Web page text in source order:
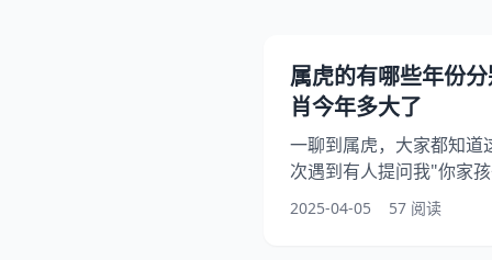
属虎的有哪些年份
肖今年多大了
一聊到属虎，大家都知道
次遇到有人提问我"你家
我就发现很多人其实呢对
的。昨天刚帮邻居算完
2025-04-05 57 阅读